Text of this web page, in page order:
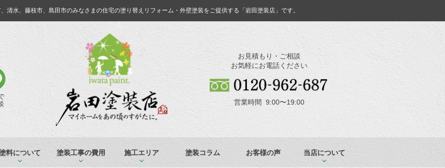
清水、藤枝市、島田市のみなさまの住宅の塗り替えリフォーム・外壁塗装をご提供する「岩田塗装店」です。
お見積もり・ご相談
お気軽にお電話ください
営業時間 9:00〜19:00
料について 塗装工事の費用 施工エリア 塗装コラム お客様の声 当店について